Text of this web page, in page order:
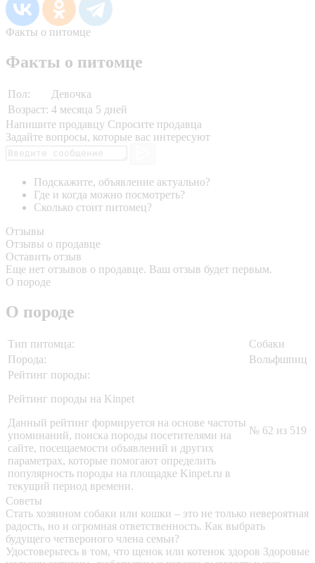
Факты о питомце
Факты о питомце
Пол:
Девочка
Возраст: 4 месяца 5 дней
Напишите продавцу Спросите продавца
Задайте вопросы, которые вас интересуют
Подскажите, объявление актуально?
Где и когда можно посмотреть?
Сколько стоит питомец?
Отзывы
Отзывы о продавце
Оставить отзыв
Еще нет отзывов о продавце. Ваш отзыв будет первым.
О породе
О породе
Тип питомца:
Собаки
Порода:
Вольфшпиц
Рейтинг породы:
Рейтинг породы на Kinpet
Данный рейтинг формируется на основе частоты
упоминаний, поиска породы посетителями на
сайте, посещаемости объявлений и других
параметрах, которые помогают определить
популярность породы на площадке Kinpet.ru в
текущий период времени.
№ 62 из 519
Советы
Стать хозяином собаки или кошки – это не только невероятная
радость, но и огромная ответственность. Как выбрать
будущего четвероного члена семьи?
Удостоверьтесь в том, что щенок или котенок здоров Здоровые